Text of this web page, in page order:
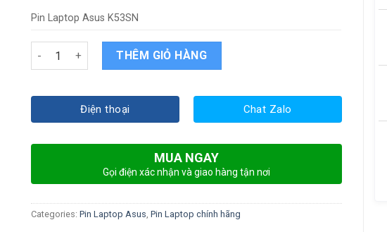
Pin Laptop Asus K53SN
Pin Laptop Asus K53SN quantity
THÊM GIỎ HÀNG
Điện thoại Chat Zalo
MUA NGAY
Gọi điện xác nhận và giao hàng tận nơi
Categories: Pin Laptop Asus Pin Laptop chính hãng